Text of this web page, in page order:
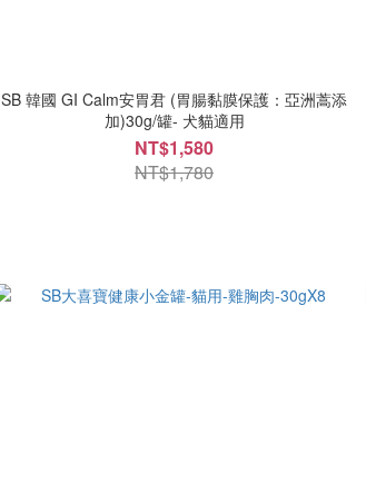
SB 韓國 GI Calm安胃君 (胃腸黏膜保護：亞洲蒿添
加)30g/罐- 犬貓適用
NT$1,580
NT$1,780